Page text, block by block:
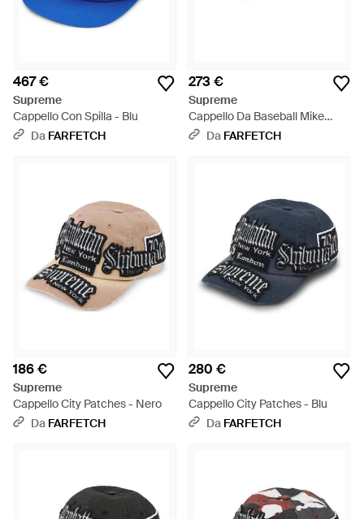
467 €
Supreme
Cappello Con Spilla - Blu
Da FARFETCH
273 €
Supreme
Cappello Da Baseball Mike
Kelley Con Stampa - Bianco
Da FARFETCH
186 €
Supreme
Cappello City Patches - Nero
Da FARFETCH
280 €
Supreme
Cappello City Patches - Blu
Da FARFETCH